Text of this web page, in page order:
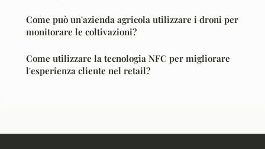
Come può un'azienda agricola utilizzare i droni per
monitorare le coltivazioni?
Come utilizzare la tecnologia NFC per migliorare
l'esperienza cliente nel retail?